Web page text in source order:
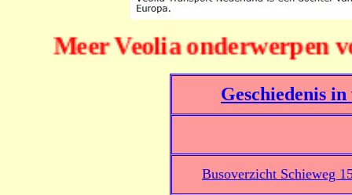
Meer Veolia onderwerpen
Geschiedenis
Busoverzicht Schieweg